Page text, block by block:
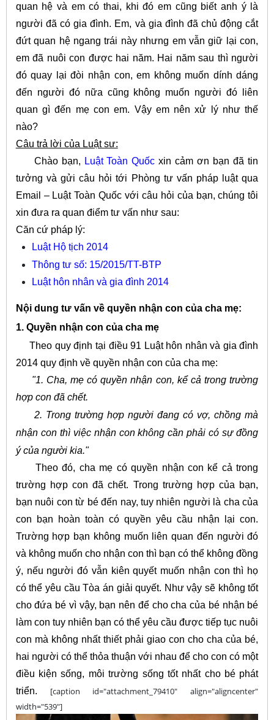
quan hệ và em có thai, khi đó em cũng biết anh ý là
người đã có gia đình. Em, và gia đình đã chủ động cắt
đứt quan hệ ngang trái này nhưng em vẫn giữ lại con,
em đã nuôi con được hai năm. Hai năm sau thì người
đó quay lại đòi nhận con, em không muốn dính dáng
đến người đó nữa cũng không muốn người đó liên
quan gì đến mẹ con em. Vậy em nên xử lý như thế
nào?
Câu trả lời của Luật sư:
Chào bạn, Luật Toàn Quốc xin cảm ơn bạn đã tin
tưởng và gửi câu hỏi tới Phòng tư vấn pháp luật qua
Email – Luật Toàn Quốc với câu hỏi của bạn, chúng tôi
xin đưa ra quan điểm tư vấn như sau:
Căn cứ pháp lý:
Luật Hộ tịch 2014
Thông tư số: 15/2015/TT-BTP
Luật hôn nhân và gia đình 2014
Nội dung tư vấn về quyền nhận con của cha mẹ:
1. Quyền nhận con của cha mẹ
Theo quy định tại điều 91 Luật hôn nhân và gia đình
2014 quy định về quyền nhận con của cha mẹ:
"1. Cha, mẹ có quyền nhận con, kể cả trong trường
hợp con đã chết.
2. Trong trường hợp người đang có vợ, chồng mà
nhận con thì việc nhận con không cần phải có sự đồng
ý của người kia."
Theo đó, cha mẹ có quyền nhận con kể cả trong
trường hợp con đã chết. Trong trường hợp của bạn,
bạn nuôi con từ bé đến nay, tuy nhiên người là cha của
con bạn hoàn toàn có quyền yêu cầu nhận lại con.
Trường hợp bạn không muốn liên quan đến người đó
và không muốn cho nhận con thì bạn có thể không đồng
ý, nếu người đó vẫn kiên quyết muốn nhận con thì họ
có thể yêu cầu Tòa án giải quyết. Như vậy sẽ không tốt
cho đứa bé vì vậy, bạn nên để cho cha của bé nhận bé
làm con tuy nhiên bạn có thể yêu cầu được tiếp tục nuôi
con mà không nhất thiết phải giao con cho cha của bé,
hai người có thể thỏa thuận với nhau để cho con có một
điều kiện sống, môi trường sống tốt nhất cho bé phát
triển. [caption id="attachment_79410" align="aligncenter"
width="539"]